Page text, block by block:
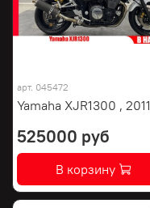
арт. 045472
Yamaha XJR1300 , 2011
525000 руб
В корзину